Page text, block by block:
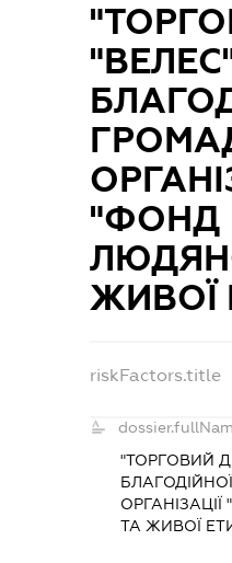
"ФОНД
ЖИВОЇ
riskFactors.title
"ТОРГОВИЙ
ТА ЖИВОЇ